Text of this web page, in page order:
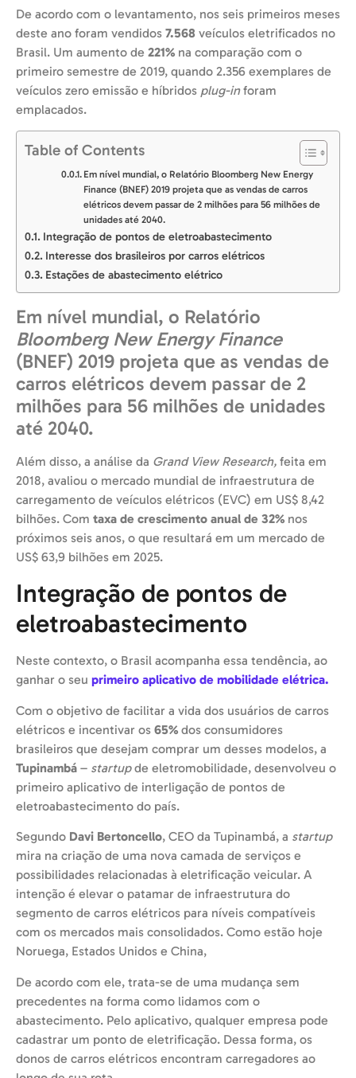
De acordo com o levantamento, nos seis primeiros meses
deste ano foram vendidos 7.568 veículos eletrificados no
Brasil. Um aumento de 221% na comparação com o
primeiro semestre de 2019, quando 2.356 exemplares de
veículos zero emissão e híbridos plug-inforam
emplacados.
Table of Contents
Em nível mundial, o Relatório Bloomberg New Energy
Finance (BNEF) 2019 projeta que as vendas de carros
elétricos devem passar de 2 milhões para 56 milhões de
unidades até 2040.
Integração de pontos de eletroabastecimento
Interesse dos brasileiros por carros elétricos
Estações de abastecimento elétrico
Em nível mundial, o Relatório
Bloomberg New Energy Finance
(BNEF) 2019 projeta que as vendas de
carros elétricos devem passar de 2
milhões para 56 milhões de unidades
até 2040.
Além disso, a análise da Grand View Research, feita em
2018, avaliou o mercado mundial de infraestrutura de
carregamento de veículos elétricos (EVC) em US$ 8,42
bilhões. Com taxa de crescimento anual de 32% nos
próximos seis anos, o que resultará em um mercado de
US$ 63,9 bilhões em 2025.
Integração de pontos de
eletroabastecimento
Neste contexto, o Brasil acompanha essa tendência, ao
ganhar o seu primeiro aplicativo de mobilidade elétrica.
Com o objetivo de facilitar a vida dos usuários de carros
elétricos e incentivar os 65% dos consumidores
brasileiros que desejam comprar um desses modelos, a
Tupinambá – startupde eletromobilidade, desenvolveu o
primeiro aplicativo de interligação de pontos de
eletroabastecimento do país.
Segundo Davi Bertoncello, CEO da Tupinambá, a startup
mira na criação de uma nova camada de serviços e
possibilidades relacionadas à eletrificação veicular. A
intenção é elevar o patamar de infraestrutura do
segmento de carros elétricos para níveis compatíveis
com os mercados mais consolidados. Como estão hoje
Noruega, Estados Unidos e China,
De acordo com ele, trata-se de uma mudança sem
precedentes na forma como lidamos com o
abastecimento. Pelo aplicativo, qualquer empresa pode
cadastrar um ponto de eletrificação. Dessa forma, os
donos de carros elétricos encontram carregadores ao